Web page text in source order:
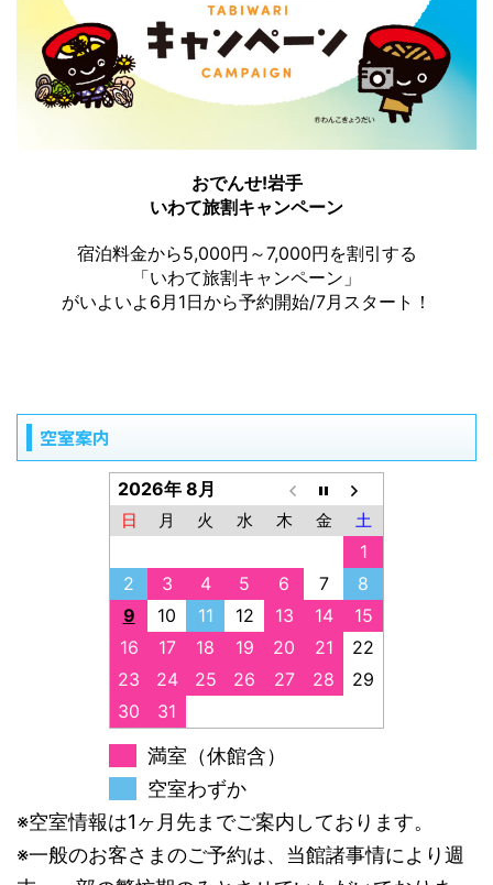
おでんせ!岩手
いわて旅割キャンペーン
宿泊料金から5,000円～7,000円を割引する
「いわて旅割キャンペーン」
がいよいよ6月1日から予約開始/7月スタート！
空室案内
2026年 8月
日 月 火 水 木 金 土
1
2
3 4 5 6 7
8
9
10 11 12 13 14
15
16
17 18 19 20 21
22
23
24 25 26 27 28
29
30
31
満室（休館含）
空室わずか
※空室情報は1ヶ月先までご案内しております。
※一般のお客さまのご予約は、当館諸事情により週